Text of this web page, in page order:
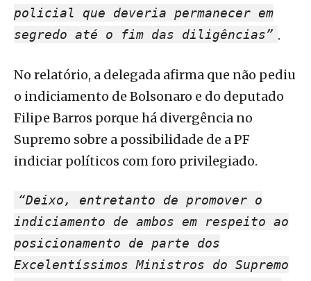
policial que deveria permanecer em
segredo até o fim das diligências” .
No relatório, a delegada afirma que não pediu
o indiciamento de Bolsonaro e do deputado
Filipe Barros porque há divergência no
Supremo sobre a possibilidade de a PF
indiciar políticos com foro privilegiado.
“Deixo, entretanto de promover o
indiciamento de ambos em respeito ao
posicionamento de parte dos
Excelentíssimos Ministros do Supremo